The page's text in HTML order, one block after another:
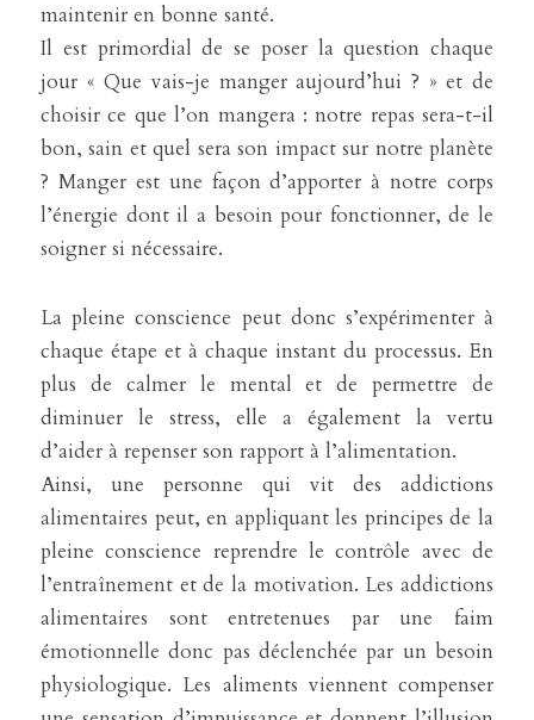
maintenir en bonne santé.
Il est primordial de se poser la question chaque
jour « Que vais-je manger aujourd’hui ? » et de
choisir ce que l’on mangera : notre repas sera-t-il
bon, sain et quel sera son impact sur notre planète
? Manger est une façon d’apporter à notre corps
l’énergie dont il a besoin pour fonctionner, de le
soigner si nécessaire.
La pleine conscience peut donc s’expérimenter à
chaque étape et à chaque instant du processus. En
plus de calmer le mental et de permettre de
diminuer le stress, elle a également la vertu
d’aider à repenser son rapport à l’alimentation.
Ainsi, une personne qui vit des addictions
alimentaires peut, en appliquant les principes de la
pleine conscience reprendre le contrôle avec de
l’entraînement et de la motivation. Les addictions
alimentaires sont entretenues par une faim
émotionnelle donc pas déclenchée par un besoin
physiologique. Les aliments viennent compenser